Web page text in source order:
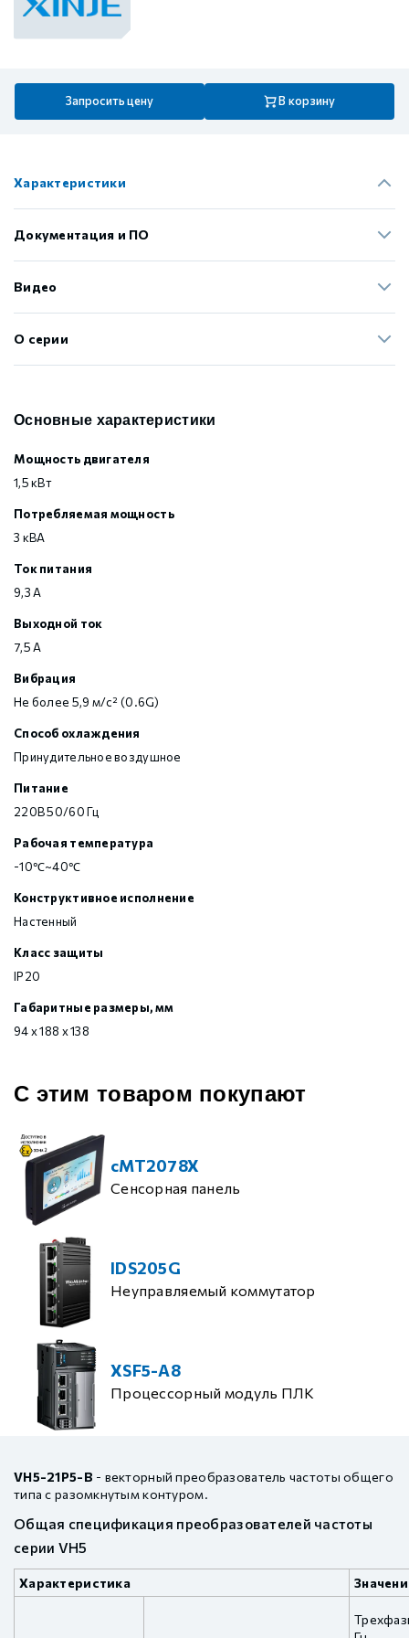
Запросить цену В корзину
Характеристики
Документация и ПО
Видео
О серии
Основные характеристики
Мощность двигателя
1,5 кВт
Потребляемая мощность
3 кВА
Ток питания
9,3 А
Выходной ток
7,5 А
Вибрация
Не более 5,9 м/с² (0.6G)
Способ охлаждения
Принудительное воздушное
Питание
220В 50/60 Гц
Рабочая температура
-10℃~40℃
Конструктивное исполнение
Настенный
Класс защиты
IP20
Габаритные размеры, мм
94 х 188 х 138
С этим товаром покупают
cMT2078X
Сенсорная панель
IDS205G
Неуправляемый коммутатор
XSF5-A8
Процессорный модуль ПЛК
VH5-21P5-B - векторный преобразователь частоты общего
типа с разомкнутым контуром.
Общая спецификация преобразователей частоты
серии VH5
Характеристика